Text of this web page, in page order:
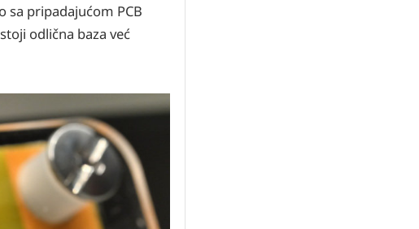
sa pripadajućom PCB
odlična baza već